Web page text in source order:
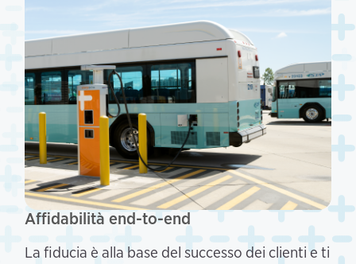
Affidabilità end-to-end
La fiducia è alla base del successo dei clienti e ti